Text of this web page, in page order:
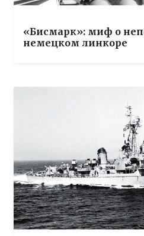
«Бисмарк»: миф о
немецком линкоре